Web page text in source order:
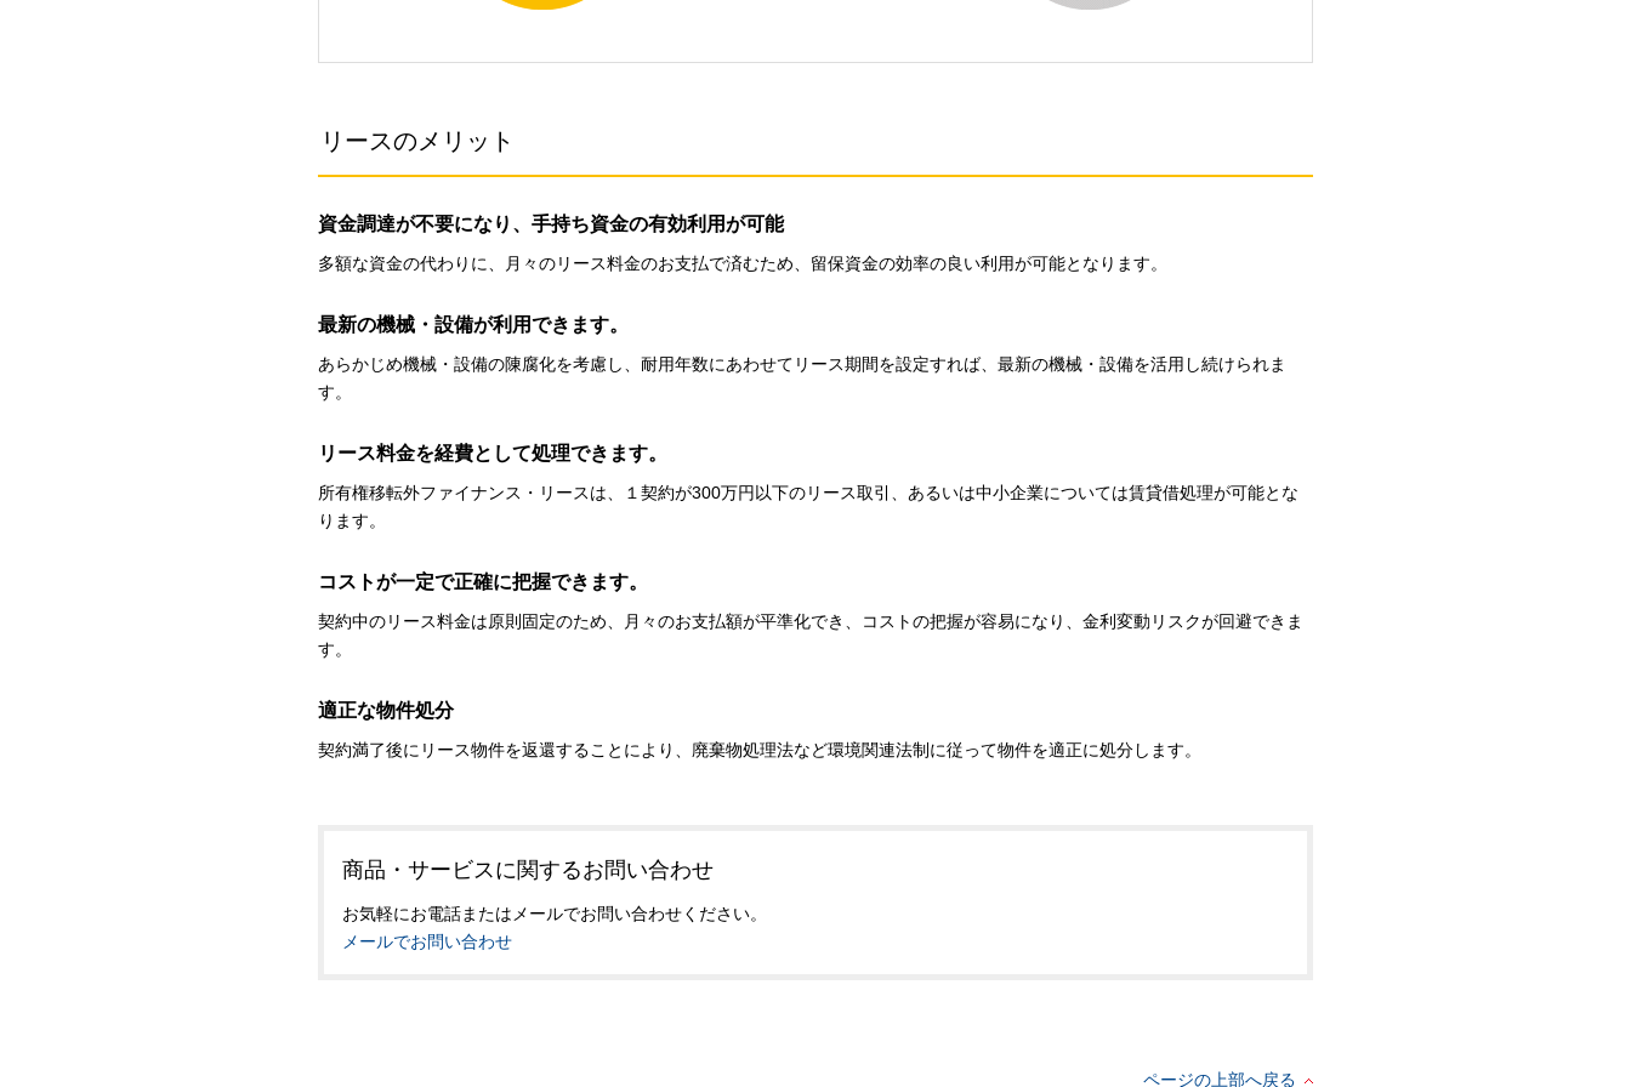
リースのメリット
資金調達が不要になり、手持ち資金の有効利用が可能
多額な資金の代わりに、月々のリース料金のお支払で済むため、留保資金の効率の良い利用が可能となります。
最新の機械・設備が利用できます。
あらかじめ機械・設備の陳腐化を考慮し、耐用年数にあわせてリース期間を設定すれば、最新の機械・設備を活用し続けられま
す。
リース料金を経費として処理できます。
所有権移転外ファイナンス・リースは、１契約が300万円以下のリース取引、あるいは中小企業については賃貸借処理が可能とな
ります。
コストが一定で正確に把握できます。
契約中のリース料金は原則固定のため、月々のお支払額が平準化でき、コストの把握が容易になり、金利変動リスクが回避できま
す。
適正な物件処分
契約満了後にリース物件を返還することにより、廃棄物処理法など環境関連法制に従って物件を適正に処分します。
商品・サービスに関するお問い合わせ
お気軽にお電話またはメールでお問い合わせください。
メールでお問い合わせ
ページの上部へ戻る